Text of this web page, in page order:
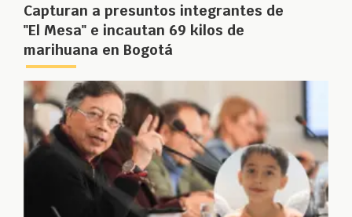
Capturan a presuntos integrantes de
"El Mesa" e incautan 69 kilos de
marihuana en Bogotá